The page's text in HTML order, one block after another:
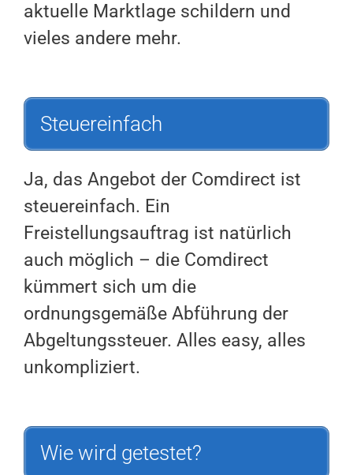
aktuelle Marktlage schildern und
vieles andere mehr.
Steuereinfach
Ja, das Angebot der Comdirect ist
steuereinfach. Ein
Freistellungsauftrag ist natürlich
auch möglich – die Comdirect
kümmert sich um die
ordnungsgemäße Abführung der
Abgeltungssteuer. Alles easy, alles
unkompliziert.
Wie wird getestet?